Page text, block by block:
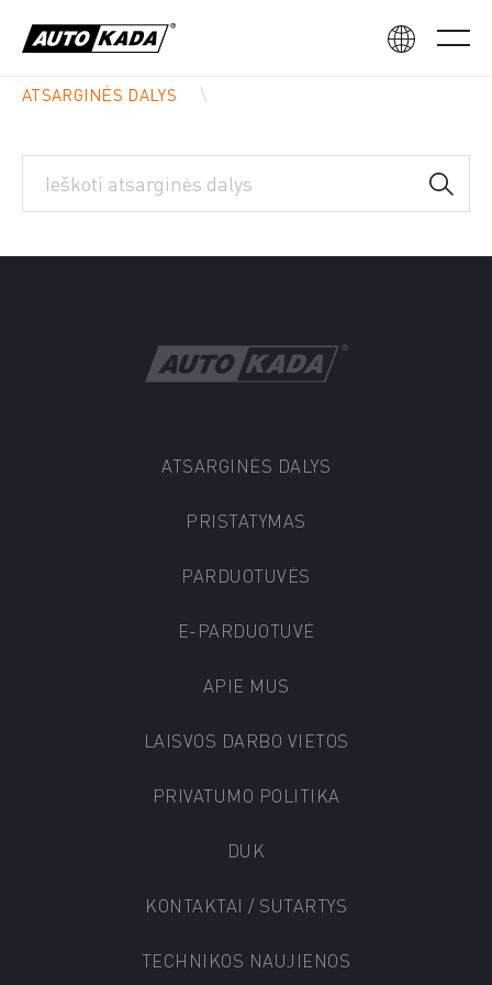
ATSARGINĖS DALYS
ATSARGINĖS DALYS
PRISTATYMAS
PARDUOTUVĖS
E-PARDUOTUVĖ
APIE MUS
LAISVOS DARBO VIETOS
PRIVATUMO POLITIKA
DUK
KONTAKTAI / SUTARTYS
TECHNIKOS NAUJIENOS